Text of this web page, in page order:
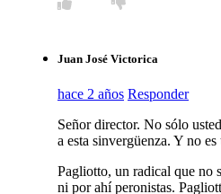
Juan José Victorica
hace 2 años Responder
Señor director. No sólo
a esta sinvergüenza. Y no
Pagliotto, un radical que no
ni por ahí peronistas.